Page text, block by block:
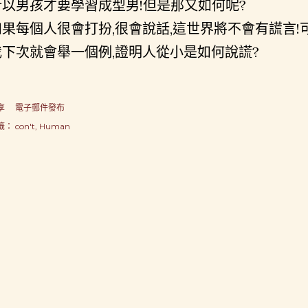
男孩才要學習成型男!但是那又如何呢?
每個人很會打扮,很會說話,這世界將不會有謊言!
次就會舉一個例,證明人從小是如何說謊?
電子郵件發布
： con't Human